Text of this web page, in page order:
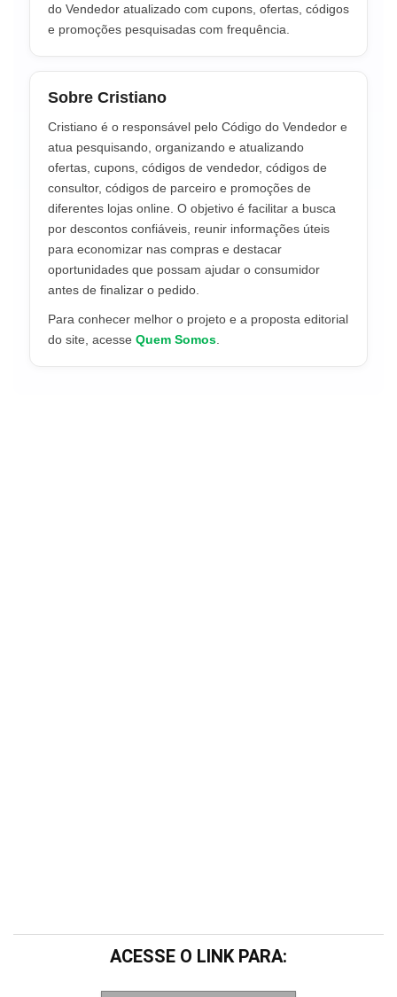
do Vendedor atualizado com cupons, ofertas, códigos
e promoções pesquisadas com frequência.
Sobre Cristiano
Cristiano é o responsável pelo Código do Vendedor e
atua pesquisando, organizando e atualizando
ofertas, cupons, códigos de vendedor, códigos de
consultor, códigos de parceiro e promoções de
diferentes lojas online. O objetivo é facilitar a busca
por descontos confiáveis, reunir informações úteis
para economizar nas compras e destacar
oportunidades que possam ajudar o consumidor
antes de finalizar o pedido.
Para conhecer melhor o projeto e a proposta editorial
do site, acesse Quem Somos
ACESSE O LINK PARA: